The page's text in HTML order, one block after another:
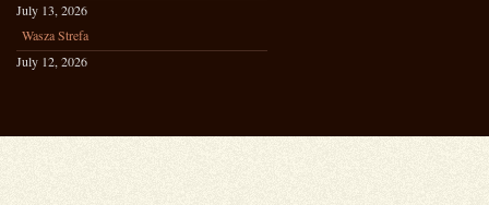
July 13, 2026
Wasza Strefa
July 12, 2026